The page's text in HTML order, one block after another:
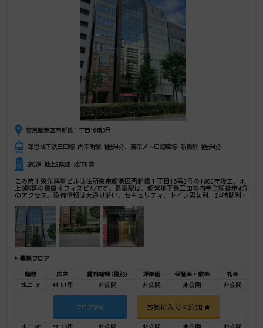
東京都港区西新橋１丁目16番3号
都営地下鉄三田線 内幸町駅 徒歩4分、東京メトロ銀座線 新橋駅 徒歩4分
SRC造 地上9階建 地下0階
この第１東洋海事ビルは住所東京都港区西新橋１丁目16番3号の1980年竣工、地
上9階建の賃貸オフィスビルです。最寄駅は、都営地下鉄三田線内幸町駅徒歩4分
のアクセス。設備情報は大通り沿い、セキュリティ、トイレ男女別、24時間利用
所、オフィス移転、不動産の事なら何でもお気軽にご相談下さい。
募集フロア
階数 広さ 賃料総額(税別) 坪単価 保証金・敷金
礼金
地上 5F
44.81坪 非公開 非公開 非公開 非公開
フロア詳細 お気に入りに追加